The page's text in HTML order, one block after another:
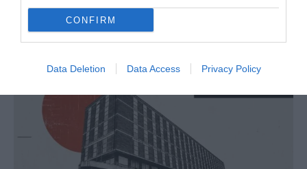
CONFIRM
Data Deletion Data Access Privacy Policy